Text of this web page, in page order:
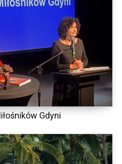
Gdyni